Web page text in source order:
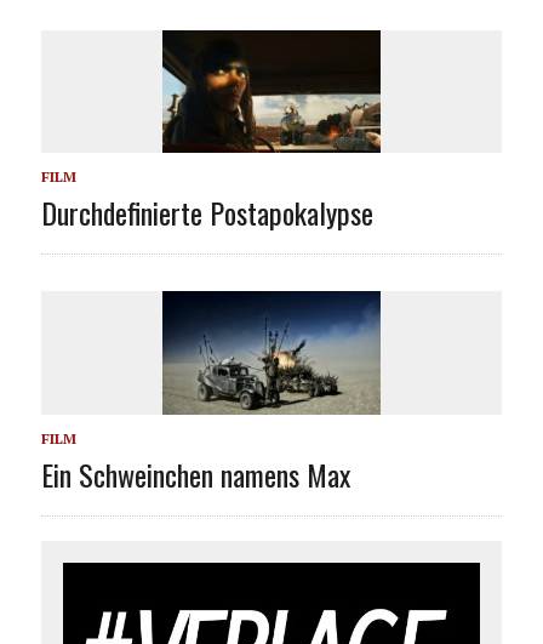
FILM
Durchdefinierte Postapokalypse
FILM
Ein Schweinchen namens Max